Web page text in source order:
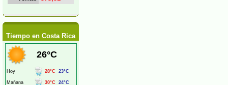
Tiempo en Costa Rica